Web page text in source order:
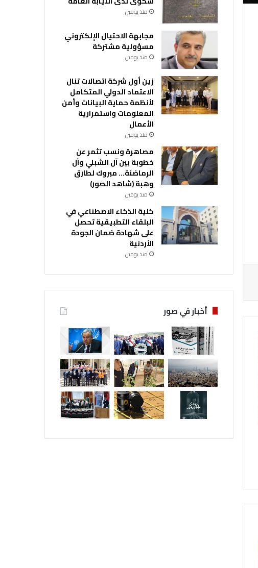
منذ يومين
مجابهة الاحتيال الإلكتروني
مسؤولية مشتركة
منذ يومين
زين أول شركة اتصالات تنال
الاعتماد الدولي المتكامل
لأنظمة حماية البيانات وأمن
المعلومات واستمرارية
الأعمال
منذ يومين
مصاهرة ونسب تثمر عن
خطوبة بين آل الشبلي وآل
الرماضنة… مبروك لطارق
وهبة (شاهد الصور)
منذ يومين
كلية الذكاء الاصطناعي في
البلقاء التطبيقية تحصل
على شهادة ضمان الجودة
الأردنية
منذ يومين
أخبار في صور